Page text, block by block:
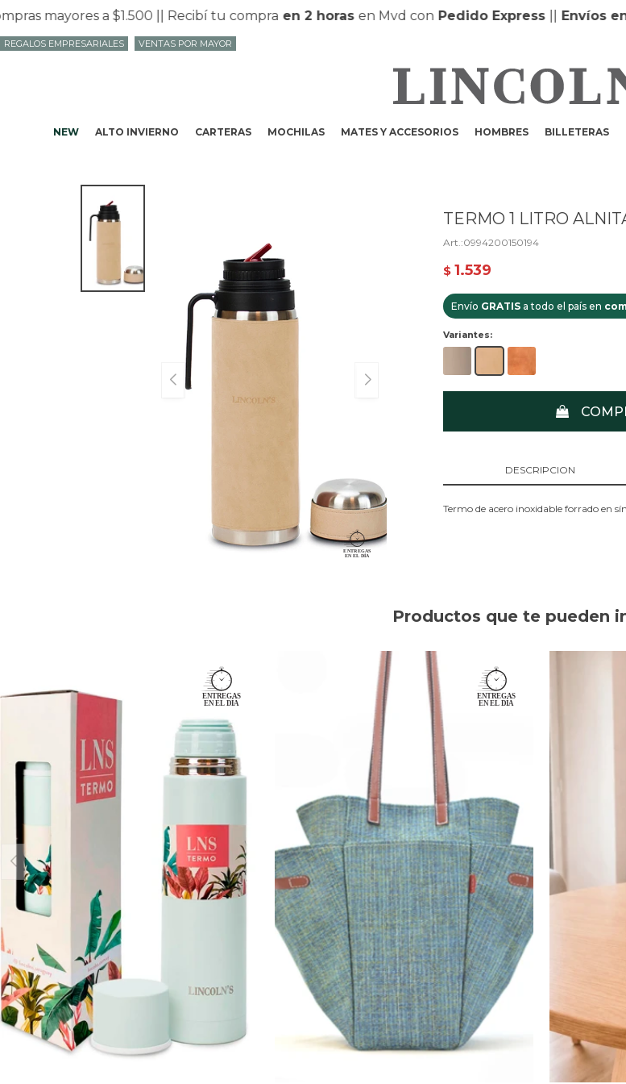
mayores a $1.500 || Recibí tu compraen 2 horasen Mvd conPedido Express||Envíos en
NEW ALTO INVIERNO CARTERAS MOCHILAS MATES Y ACCESORIOS HOMBRES BILLETERAS
REGALOS EMPRESARIALES VENTAS POR MAYOR
TERMO 1 LITRO
0994200150194
$ 1.539
Envío GRATIS a todo el país en
Variantes:
DESCRIPCION
Termo de acero inoxidable forrado en
Productos que te pueden